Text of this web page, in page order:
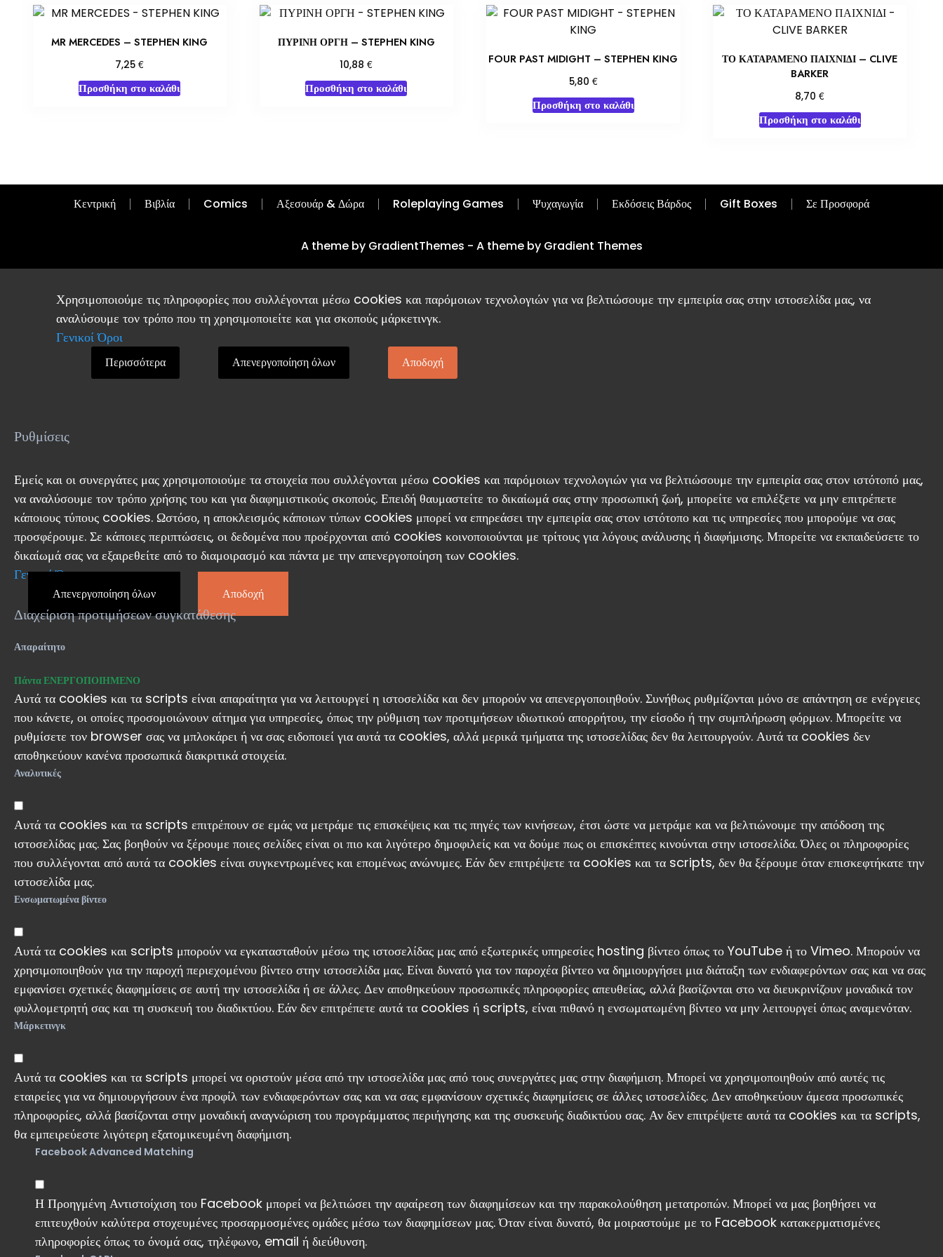
MR MERCEDES – STEPHEN KING
7,25€
Προσθήκη στο καλάθι
ΠΥΡΙΝΗ ΟΡΓΗ – STEPHEN KING
10,88€
Προσθήκη στο καλάθι
FOUR PAST MIDIGHT – STEPHEN KING
5,80 €
Προσθήκη στο καλάθι
ΤΟ ΚΑΤΑΡΑΜΕΝΟ ΠΑΙΧΝΙΔΙ – CLIVE
BARKER
8,70€
Προσθήκη στο καλάθι
Κεντρική Βιβλία Comics Αξεσουάρ & Δώρα Roleplaying Games Ψυχαγωγία Εκδόσεις Βάρδος Gift Boxes Σε Προσφορά
A theme by GradientThemes - A theme by Gradient Themes
Χρησιμοποιούμε τις πληροφορίες που συλλέγονται μέσω cookies και παρόμοιων τεχνολογιών για να βελτιώσουμε την εμπειρία σας στην ιστοσελίδα μας, να
αναλύσουμε τον τρόπο που τη χρησιμοποιείτε και για σκοπούς μάρκετινγκ.
Γενικοί Όροι
Περισσότερα Απενεργοποίηση όλων Αποδοχή
Ρυθμίσεις
Εμείς και οι συνεργάτες μας χρησιμοποιούμε τα στοιχεία που συλλέγονται μέσω cookies και παρόμοιων τεχνολογιών για να βελτιώσουμε την εμπειρία σας στον ιστότοπό μας,
να αναλύσουμε τον τρόπο χρήσης του και για διαφημιστικούς σκοπούς. Επειδή θαυμαστείτε το δικαίωμά σας στην προσωπική ζωή, μπορείτε να επιλέξετε να μην επιτρέπετε
κάποιους τύπους cookies. Ωστόσο, η αποκλεισμός κάποιων τύπων cookies μπορεί να επηρεάσει την εμπειρία σας στον ιστότοπο και τις υπηρεσίες που μπορούμε να σας
προσφέρουμε. Σε κάποιες περιπτώσεις, οι δεδομένα που προέρχονται από cookies κοινοποιούνται με τρίτους για λόγους ανάλυσης ή διαφήμισης. Μπορείτε να εκπαιδεύσετε το
δικαίωμά σας να εξαιρεθείτε από το διαμοιρασμό και πάντα με την απενεργοποίηση των cookies.
Γενικοί Όροι
Απενεργοποίηση όλων Αποδοχή
Διαχείριση προτιμήσεων συγκατάθεσης
Απαραίτητο
Πάντα ΕΝΕΡΓΟΠΟΙΗΜΕΝΟ
Αυτά τα cookies και τα scripts είναι απαραίτητα για να λειτουργεί η ιστοσελίδα και δεν μπορούν να απενεργοποιηθούν. Συνήθως ρυθμίζονται μόνο σε απάντηση σε ενέργειες
που κάνετε, οι οποίες προσομοιώνουν αίτημα για υπηρεσίες, όπως την ρύθμιση των προτιμήσεων ιδιωτικού απορρήτου, την είσοδο ή την συμπλήρωση φόρμων. Μπορείτε να
ρυθμίσετε τον browser σας να μπλοκάρει ή να σας ειδοποιεί για αυτά τα cookies, αλλά μερικά τμήματα της ιστοσελίδας δεν θα λειτουργούν. Αυτά τα cookies δεν
αποθηκεύουν κανένα προσωπικά διακριτικά στοιχεία.
Αναλυτικές
Αυτά τα cookies και τα scripts επιτρέπουν σε εμάς να μετράμε τις επισκέψεις και τις πηγές των κινήσεων, έτσι ώστε να μετράμε και να βελτιώνουμε την απόδοση της
ιστοσελίδας μας. Σας βοηθούν να ξέρουμε ποιες σελίδες είναι οι πιο και λιγότερο δημοφιλείς και να δούμε πως οι επισκέπτες κινούνται στην ιστοσελίδα. Όλες οι πληροφορίες
που συλλέγονται από αυτά τα cookies είναι συγκεντρωμένες και επομένως ανώνυμες. Εάν δεν επιτρέψετε τα cookies και τα scripts, δεν θα ξέρουμε όταν επισκεφτήκατε την
ιστοσελίδα μας.
Ενσωματωμένα βίντεο
Αυτά τα cookies και scripts μπορούν να εγκατασταθούν μέσω της ιστοσελίδας μας από εξωτερικές υπηρεσίες hosting βίντεο όπως το YouTube ή το Vimeo. Μπορούν να
χρησιμοποιηθούν για την παροχή περιεχομένου βίντεο στην ιστοσελίδα μας. Είναι δυνατό για τον παροχέα βίντεο να δημιουργήσει μια διάταξη των ενδιαφερόντων σας και να σας
εμφανίσει σχετικές διαφημίσεις σε αυτή την ιστοσελίδα ή σε άλλες. Δεν αποθηκεύουν προσωπικές πληροφορίες απευθείας, αλλά βασίζονται στο να διευκρινίζουν μοναδικά τον
φυλλομετρητή σας και τη συσκευή του διαδικτύου. Εάν δεν επιτρέπετε αυτά τα cookies ή scripts, είναι πιθανό η ενσωματωμένη βίντεο να μην λειτουργεί όπως αναμενόταν.
Μάρκετινγκ
Αυτά τα cookies και τα scripts μπορεί να οριστούν μέσα από την ιστοσελίδα μας από τους συνεργάτες μας στην διαφήμιση. Μπορεί να χρησιμοποιηθούν από αυτές τις
εταιρείες για να δημιουργήσουν ένα προφίλ των ενδιαφερόντων σας και να σας εμφανίσουν σχετικές διαφημίσεις σε άλλες ιστοσελίδες. Δεν αποθηκεύουν άμεσα προσωπικές
πληροφορίες, αλλά βασίζονται στην μοναδική αναγνώριση του προγράμματος περιήγησης και της συσκευής διαδικτύου σας. Αν δεν επιτρέψετε αυτά τα cookies και τα scripts,
θα εμπειρεύεστε λιγότερη εξατομικευμένη διαφήμιση.
Facebook Advanced Matching
Η Προηγμένη Αντιστοίχιση του Facebook μπορεί να βελτιώσει την αφαίρεση των διαφημίσεων και την παρακολούθηση μετατροπών. Μπορεί να μας βοηθήσει να
επιτευχθούν καλύτερα στοχευμένες προσαρμοσμένες ομάδες μέσω των διαφημίσεων μας. Όταν είναι δυνατό, θα μοιραστούμε με το Facebook κατακερματισμένες
πληροφορίες όπως το όνομά σας, τηλέφωνο, email ή διεύθυνση.